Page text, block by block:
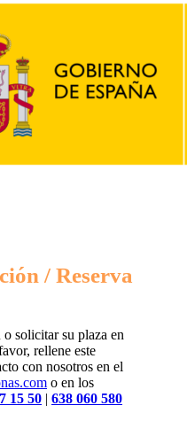
/ Reserva
solicitar su plaza en
rellene este
con nosotros en el
o en los
15 50 | 638 060 580